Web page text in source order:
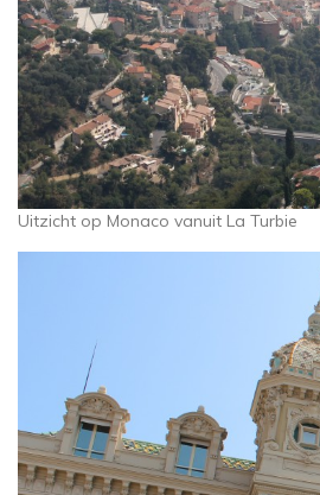
Uitzicht op Monaco vanuit La Turbie